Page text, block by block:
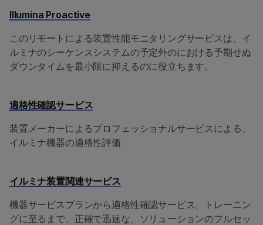
Illumina Proactive
このリモートによる装置性能モニタリングサービスは、イ
ルミナのシーケンスシステムの予定外のにおける予期せぬ
ダウンタイムを最小限に抑えるのに役立ちます。
適格性確認サービス
装置メーカーによるプロフェッショナルサービスによる、
イルミナ機器の適格性評価
イルミナ装置関連サービス
機器サービスプランから適格性確認サービス、トレーニン
グに至るまで、正確で迅速な、ソリューションのフルセッ